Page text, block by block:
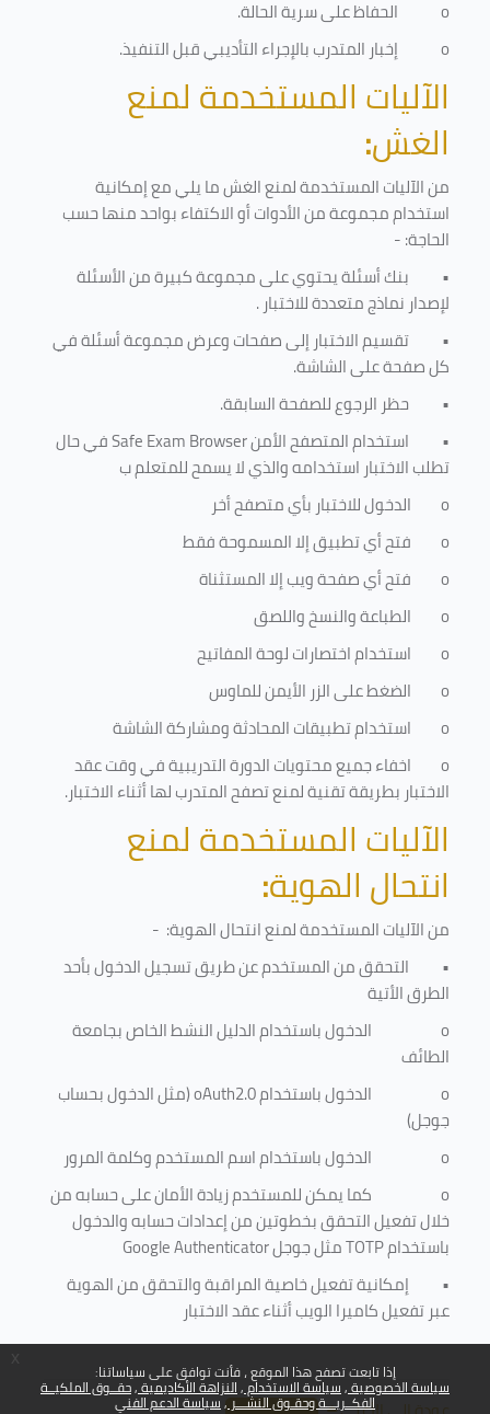
إذا تابعت تصفح هذا الموقع ، فأنت توافق على سياساتنا:
سياسة الخصوصية سياسة الاستخدام النزاهة الأكاديمية حقــوق الملكيــة
الفكــريـــة وحقـوق النشـــر سياسة الدعم الفني
o
الحفاظ على سرية الحالة.
o
إخبار المتدرب بالإجراء التأديبي قبل التنفيذ.
الآليات المستخدمة لمنع
الغش:
من الآليات المستخدمة لمنع الغش ما يلي مع إمكانية
استخدام مجموعة من الأدوات أو الاكتفاء بواحد منها حسب
الحاجة: -
• بنك أسئلة يحتوي على مجموعة كبيرة من الأسئلة
لإصدار نماذج متعددة للاختبار.
• تقسيم الاختبار إلى صفحات وعرض مجموعة أسئلة في
كل صفحة على الشاشة.
• حظر الرجوع للصفحة السابقة.
• استخدام المتصفح الأمنSafe Exam Browserفي حال
تطلب الاختبار استخدامه والذي لا يسمح للمتعلم ب
o
الدخول للاختبار بأي متصفح أخر
o
فتح أي تطبيق إلا المسموحة فقط
o
فتح أي صفحة ويب إلا المستثناة
o
الطباعة والنسخ واللصق
o
استخدام اختصارات لوحة المفاتيح
o
الضغط على الزر الأيمن للماوس
o
استخدام تطبيقات المحادثة ومشاركة الشاشة
o
اخفاء جميع محتويات الدورة التدريبية في وقت عقد
الاختبار بطريقة تقنية لمنع تصفح المتدرب لها أثناء الاختبار.
الآليات المستخدمة لمنع
انتحال الهوية:
من الآليات المستخدمة لمنعانتحال الهوية: -
• التحقق من المستخدم عن طريق تسجيل الدخول بأحد
الطرق الأتية
o
الدخول باستخدام الدليل النشط الخاص بجامعة
الطائف
o
الدخول باستخدامoAuth2.0(مثل الدخول بحساب
جوجل)
o
الدخول باستخدام اسم المستخدم وكلمة المرور
o
كما يمكن للمستخدم زيادة الأمان على حسابه من
خلال تفعيل التحقق بخطوتين من إعدادات حسابه والدخول
باستخدامTOTPمثل جوجلGoogle Authenticator
• إمكانية تفعيل خاصية المراقبة والتحقق من الهوية
عبر تفعيل كاميرا الويب أثناء عقد الاختبار